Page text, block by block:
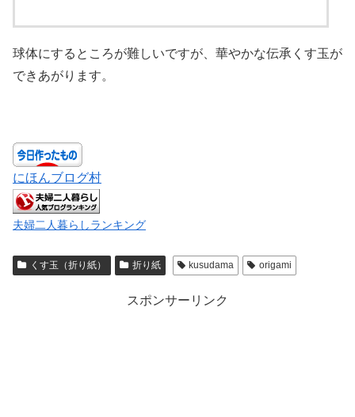
球体にするところが難しいですが、華やかな伝承くす玉が
できあがります。
にほんブログ村
夫婦二人暮らしランキング
くす玉（折り紙） 折り紙 kusudama origami
スポンサーリンク